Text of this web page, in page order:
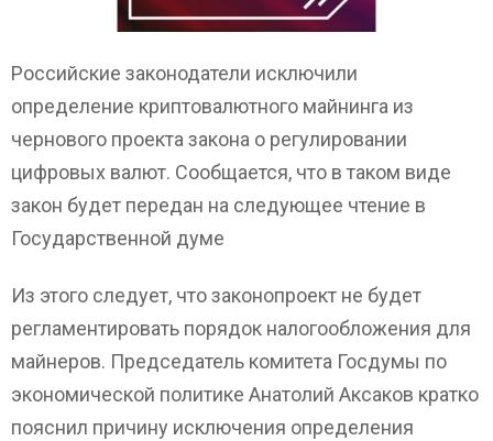
Российские законодатели исключили
определение криптовалютного майнинга из
чернового проекта закона о регулировании
цифровых валют. Сообщается, что в таком виде
закон будет передан на следующее чтение в
Государственной думе
Из этого следует, что законопроект не будет
регламентировать порядок налогообложения для
майнеров. Председатель комитета Госдумы по
экономической политике Анатолий Аксаков кратко
пояснил причину исключения определения